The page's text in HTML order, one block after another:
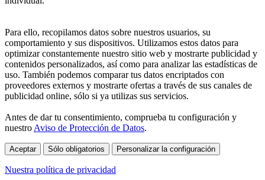
Para ello, recopilamos datos sobre nuestros usuarios, su
comportamiento y sus dispositivos. Utilizamos estos datos para
optimizar constantemente nuestro sitio web y mostrarte publicidad y
contenidos personalizados, así como para analizar las estadísticas de
uso. También podemos comparar tus datos encriptados con
proveedores externos y mostrarte ofertas a través de sus canales de
publicidad online, sólo si ya utilizas sus servicios.
Antes de dar tu consentimiento, comprueba tu configuración y
nuestro Aviso de Protección de Datos.
Aceptar Sólo obligatorios Personalizar la configuración
Nuestra política de privacidad